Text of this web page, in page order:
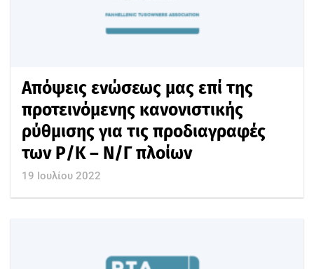
Απόψεις ενώσεως μας επί της
προτεινόμενης κανονιστικής
ρύθμισης για τις προδιαγραφές
των Ρ/Κ – Ν/Γ πλοίων
19 Ιουλίου 2022